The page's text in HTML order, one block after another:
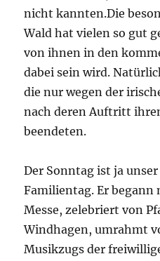
nicht kannten.Die
Wald hat vielen so gut
von ihnen in den
dabei sein wird.
die nur wegen der
nach deren Auftritt
beendeten.
Der Sonntag ist ja
Familientag. Er
Messe, zelebriert von
Windhagen, umrahmt
Musikzugs der